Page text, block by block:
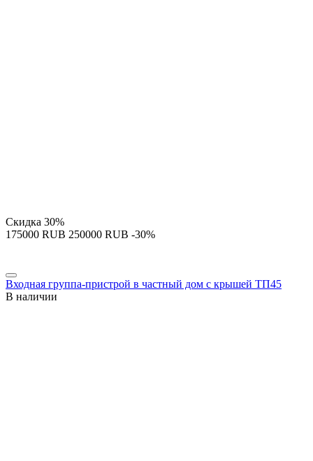
Скидка 30%
‍175000‍ RUB ‍250000‍ RUB -30%
Входная группа-пристрой в частный дом с крышей ТП45
В наличии